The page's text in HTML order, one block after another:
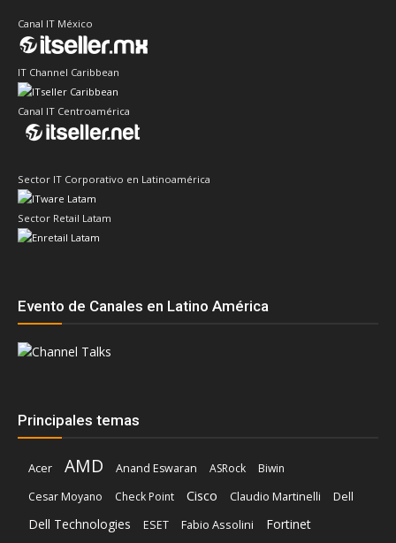
Canal IT México
IT Channel Caribbean
Canal IT Centroamérica
Sector IT Corporativo en Latinoamérica
Sector Retail Latam
Evento de Canales en Latino América
Principales temas
Acer AMD Anand Eswaran ASRock
Biwin
Cesar Moyano
Check Point Cisco Claudio Martinelli Dell
Dell Technologies ESET Fabio Assolini Fortinet